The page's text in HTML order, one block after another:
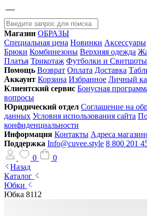
Магазин ОБРАЗЫ
Специальная цена Новинки Аксессуары
Брюки Комбинезоны Верхняя одежда
Платья Трикотаж Футболки и Свитшоты
Помощь Возврат Оплата Доставка
Аккаунт Корзина Избранное Личный
Клиентский сервис Бонусная
вопросы
Юридический отдел Соглашение на
данных Условия использования сайта
конфиденциальности
Информация Контакты Адреса
Поддержка Info@cuvee.style 8 800 201
0
0
Назад
Каталог
Юбки
Юбка 8112